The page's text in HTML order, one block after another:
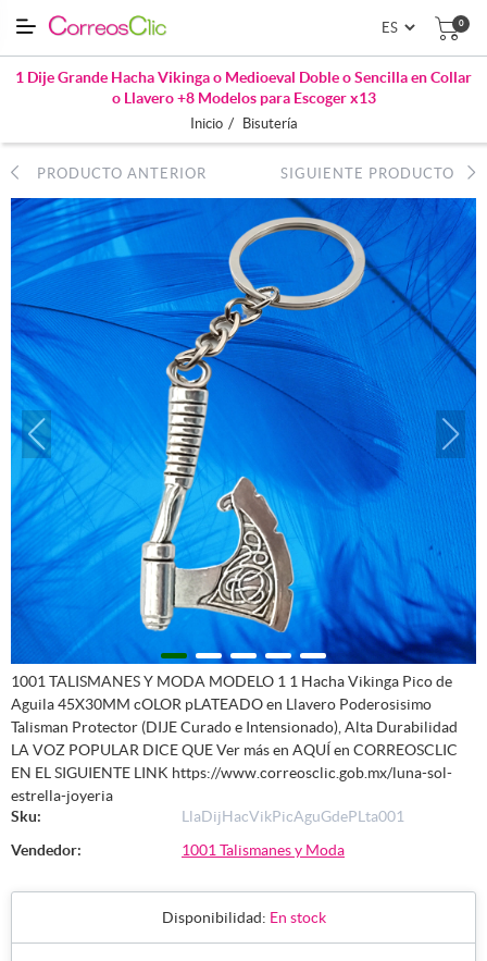
0
1 Dije Grande Hacha Vikinga o Medioeval Doble o Sencilla en Collar
o Llavero +8 Modelos para Escoger x13
Inicio / Bisutería
PRODUCTO ANTERIOR SIGUIENTE PRODUCTO
1001 TALISMANES Y MODA MODELO 1 1 Hacha Vikinga Pico de
Aguila 45X30MM cOLOR pLATEADO en Llavero Poderosisimo
Talisman Protector (DIJE Curado e Intensionado), Alta Durabilidad
LA VOZ POPULAR DICE QUE Ver más en AQUÍ en CORREOSCLIC
EN EL SIGUIENTE LINK https://www.correosclic.gob.mx/luna-sol-
estrella-joyeria
Sku:
LlaDijHacVikPicAguGdePLta001
Vendedor:
1001 Talismanes y Moda
Disponibilidad: En stock